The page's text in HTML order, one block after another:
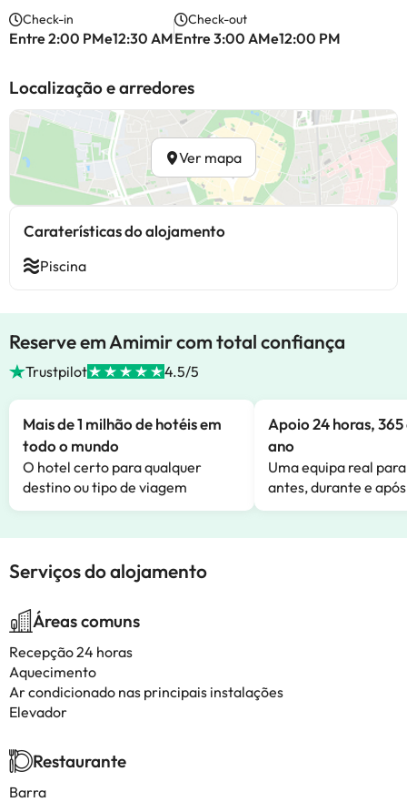
Check-in
Entre 2:00 PMe12:30 AM
Check-out
Entre 3:00 AMe12:00 PM
Localização e arredores
Ver mapa
Caraterísticas do alojamento
Piscina
Reserve em Amimir com total confiança
Trustpilot 4.5/5
Mais de 1 milhão de hotéis em
todo o mundo
O hotel certo para qualquer
destino ou tipo de viagem
Apoio 24 horas,
ano
Uma equipa real
antes, durante e
Serviços do alojamento
Áreas comuns
Recepção 24 horas
Aquecimento
Ar condicionado nas principais instalações
Elevador
Restaurante
Barra